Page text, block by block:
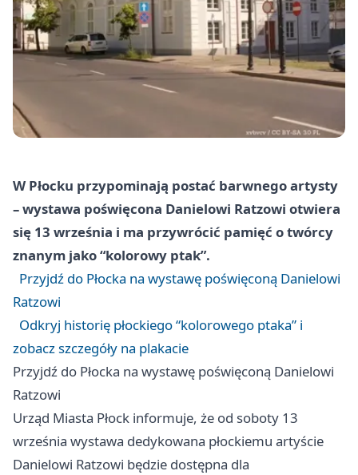
W Płocku przypominają postać barwnego artysty
– wystawa poświęcona Danielowi Ratzowi otwiera
się 13 września i ma przywrócić pamięć o twórcy
znanym jako “kolorowy ptak”.
Przyjdź do Płocka na wystawę poświęconą Danielowi
Ratzowi
Odkryj historię płockiego “kolorowego ptaka” i
zobacz szczegóły na plakacie
Przyjdź do Płocka na wystawę poświęconą Danielowi
Ratzowi
Urząd Miasta Płock informuje, że od soboty 13
września wystawa dedykowana płockiemu artyście
Danielowi Ratzowi będzie dostępna dla